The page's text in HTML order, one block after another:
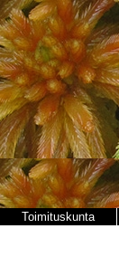
Toimituskunta